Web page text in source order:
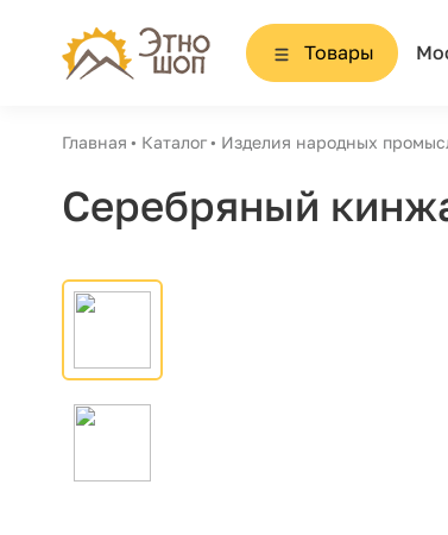
Товары
Главная Каталог Изделия народных
Серебряный